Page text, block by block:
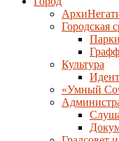
Городская
Культура
«Умный